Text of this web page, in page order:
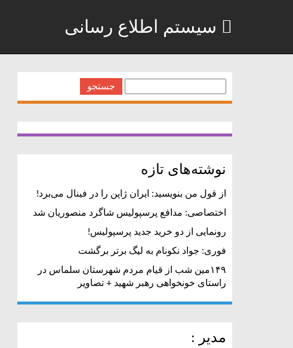
سیستم اطلاع رسانی
نوشته‌های تازه
از قول من بنویسید: ایران ژاپن را در فینال می‌برد!
اختصاصی: مدافع پرسپولیس شاگرد منصوریان شد
رونمایی از دو خرید جدید پرسپولیس!
فوری: جواد نکونام به لیگ برتر برگشت
۱۴۹مین شب از قیام مردم شهرستان سلماس در
راستای خونخواهی رهبر شهید + تصاویر
مدیر :